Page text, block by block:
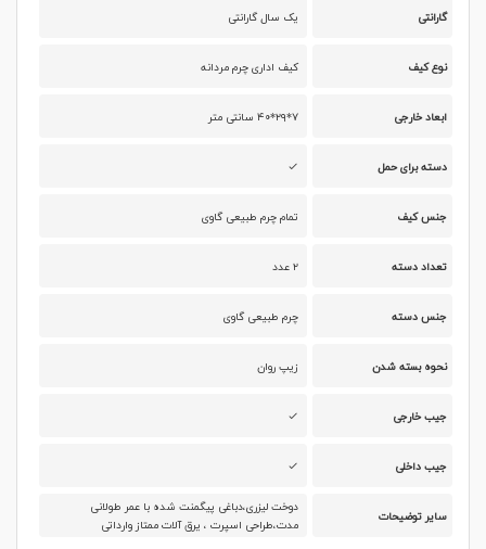
گارانتی یک سال گارانتی
نوع کیف کیف اداری چرم مردانه
ابعاد خارجی ۷*۲۹*۴۰ سانتی متر
دسته برای حمل
جنس کیف تمام چرم طبیعی گاوی
تعداد دسته
جنس دسته چرم طبیعی گاوی
نحوه بسته شدن زیپ روان
جیب خارجی
جیب داخلی
سایر توضیحات
دوخت لیزری،دباغی پیگمنت شده با عمر طولانی
مدت،طراحی اسپرت ، یرق آلات ممتاز وارداتی